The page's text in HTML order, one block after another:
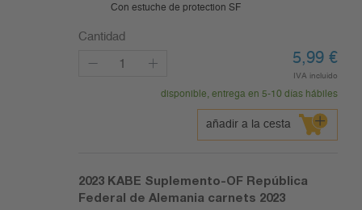
Con estuche de protection SF
Cantidad
5,99 €
IVA incluido
disponible, entrega en 5-10 días hábiles
añadir a la cesta
2023 KABE Suplemento-OF República
Federal de Alemania carnets 2023